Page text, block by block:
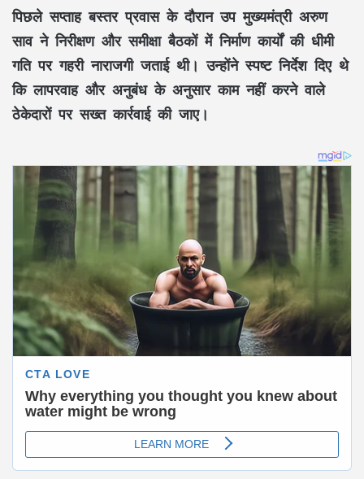
पिछले सप्ताह बस्तर प्रवास के दौरान उप मुख्यमंत्री अरुण
साव ने निरीक्षण और समीक्षा बैठकों में निर्माण कार्यों की धीमी
गति पर गहरी नाराजगी जताई थी। उन्होंने स्पष्ट निर्देश दिए थे
कि लापरवाह और अनुबंध के अनुसार काम नहीं करने वाले
ठेकेदारों पर सख्त कार्रवाई की जाए।